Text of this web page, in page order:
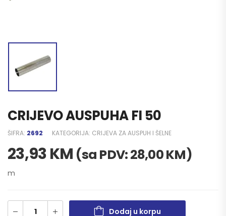
CRIJEVO AUSPUHA FI 50
ŠIFRA: 2692 KATEGORIJA: CRIJEVA ZA AUSPUH I ŠELNE
23,93KM (sa PDV:28,00KM)
m
Dodaj u korpu